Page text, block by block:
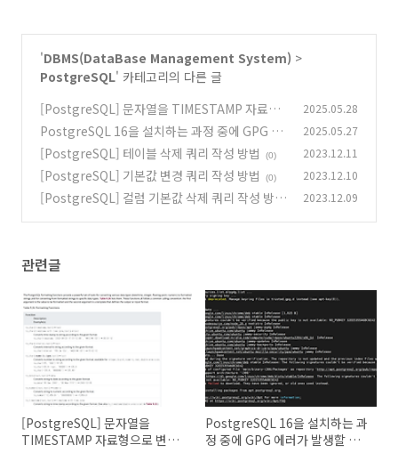
'DBMS(DataBase Management System) >
PostgreSQL' 카테고리의 다른 글
[PostgreSQL] 문자열을 TIMESTAMP 자료형
으로 변환하는 TO_TIMESTAMP 함수
(0)
2025.05.28
PostgreSQL 16을 설치하는 과정 중에 GPG 에
러가 발생할 때 해결 방법 (0)
2025.05.27
[PostgreSQL] 테이블 삭제 쿼리 작성 방법 (0) 2023.12.11
[PostgreSQL] 기본값 변경 쿼리 작성 방법 (0) 2023.12.10
[PostgreSQL] 컬럼 기본값 삭제 쿼리 작성 방법 2023.12.09
관련글
[PostgreSQL] 문자열을
TIMESTAMP 자료형으로 변환
PostgreSQL 16을 설치하는 과
정 중에 GPG 에러가 발생할 때